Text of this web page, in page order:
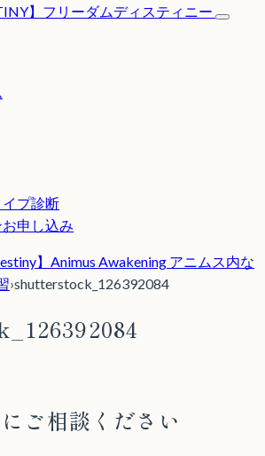
プ診断
申し込み
】Animus Awakening アニムス内な
›shutterstock_126392084
ご相談ください